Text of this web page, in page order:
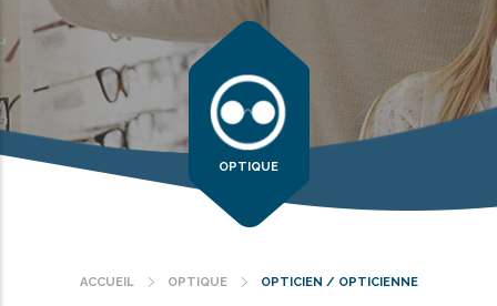
OPTIQUE
Fil
ACCUEIL OPTIQUE OPTICIEN / OPTICIENNE